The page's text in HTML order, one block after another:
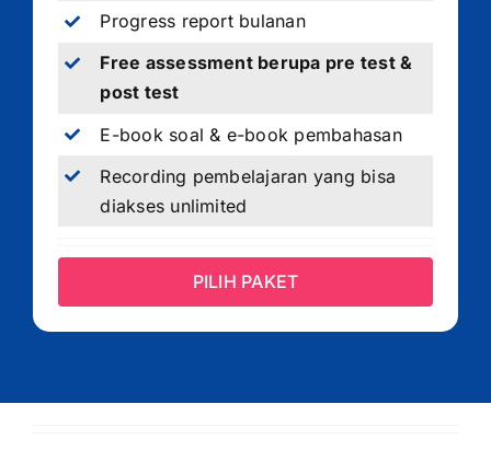
Progress report bulanan
Free assessment berupa pre test &
post test
E-book soal & e-book pembahasan
Recording pembelajaran yang bisa
diakses unlimited
PILIH PAKET